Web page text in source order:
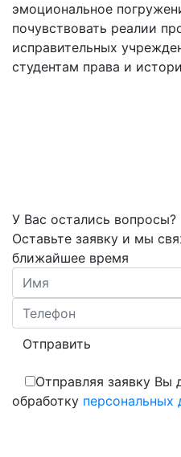
эмоциональное
почувствовать реалии
исправительных
студентам права и
У Вас остались вопросы?
Оставьте заявку и мы
ближайшее время
Отправляя заявку Вы
обработку персональных